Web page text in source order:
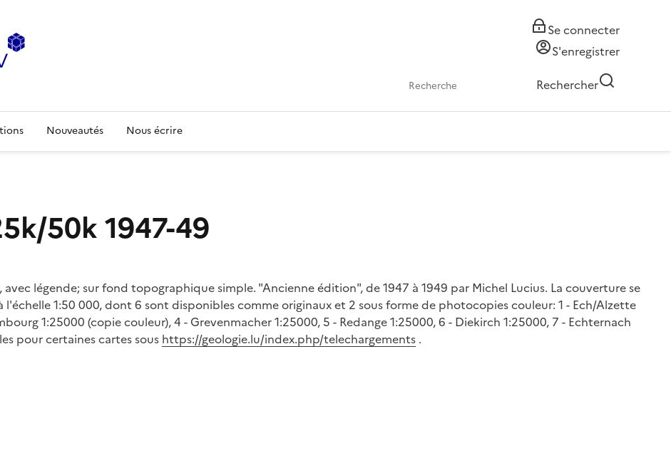
Se connecter
S'enregistrer
Rechercher
Nouveautés Nous écrire
50k 1947-49
légende; sur fond topographique simple. "Ancienne édition", de 1947 à 1949 par Michel Lucius. La couverture se
l'échelle 1:50 000, dont 6 sont disponibles comme originaux et 2 sous forme de photocopies couleur: 1 - Ech/Alzette
1:25000 (copie couleur), 4 - Grevenmacher 1:25000, 5 - Redange 1:25000, 6 - Diekirch 1:25000, 7 - Echternach
pour certaines cartes sous https://geologie.lu/index.php/telechargements .